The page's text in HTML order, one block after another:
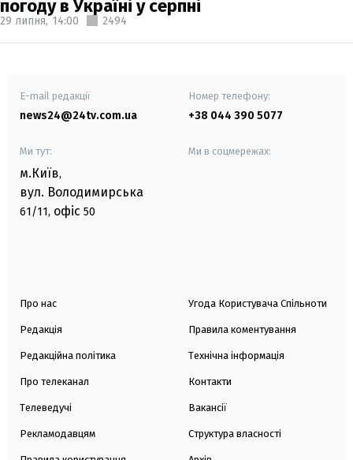
погоду в Україні у серпні
29 липня, 14:00 2494
E-mail редакції
news24@24tv.com.ua
Номер телефону:
+38 044 390 5077
Ми тут:
м.Київ,
вул. Володимирська
61/11, офіс 50
Ми в соцмережах:
Про нас
Редакція
Редакційна політика
Про телеканал
Телеведучі
Рекламодавцям
Угода Користувача Спільноти
Правила коментування
Технічна інформація
Контакти
Вакансії
Структура власності